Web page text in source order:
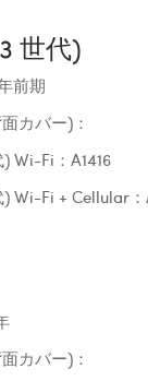
世代)
前期
カバー)：
Wi-Fi：A1416
Wi-Fi + Cellular：
カバー)：